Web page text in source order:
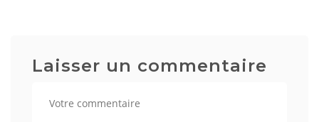
Laisser un commentaire